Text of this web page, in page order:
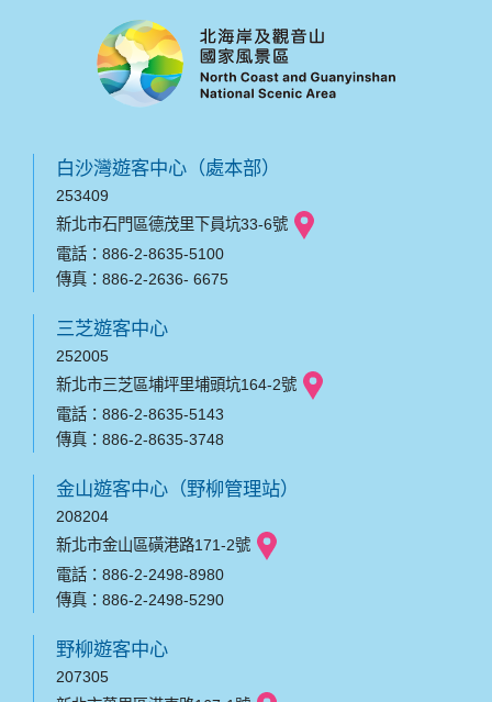
白沙灣遊客中心（處本部）
253409
新北市石門區德茂里下員坑33-6號
電話：886-2-8635-5100
傳真：886-2-2636- 6675
三芝遊客中心
252005
新北市三芝區埔坪里埔頭坑164-2號
電話：886-2-8635-5143
傳真：886-2-8635-3748
金山遊客中心（野柳管理站）
208204
新北市金山區磺港路171-2號
電話：886-2-2498-8980
傳真：886-2-2498-5290
野柳遊客中心
207305